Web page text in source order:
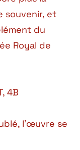
souvenir, et
du
Royal de
4B
l’œuvre se